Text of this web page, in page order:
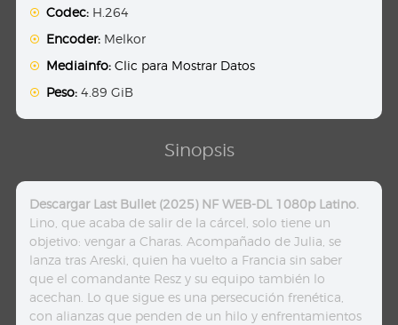
Codec: H.264
Encoder: Melkor
Mediainfo: Clic para Mostrar Datos
Peso: 4.89 GiB
Sinopsis
Descargar Last Bullet (2025) NF WEB-DL 1080p Latino.
Lino, que acaba de salir de la cárcel, solo tiene un
objetivo: vengar a Charas. Acompañado de Julia, se
lanza tras Areski, quien ha vuelto a Francia sin saber
que el comandante Resz y su equipo también lo
acechan. Lo que sigue es una persecución frenética,
con alianzas que penden de un hilo y enfrentamientos